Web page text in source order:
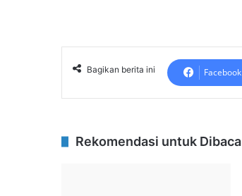
Bagikan berita ini Facebook
Rekomendasi untuk Dibaca